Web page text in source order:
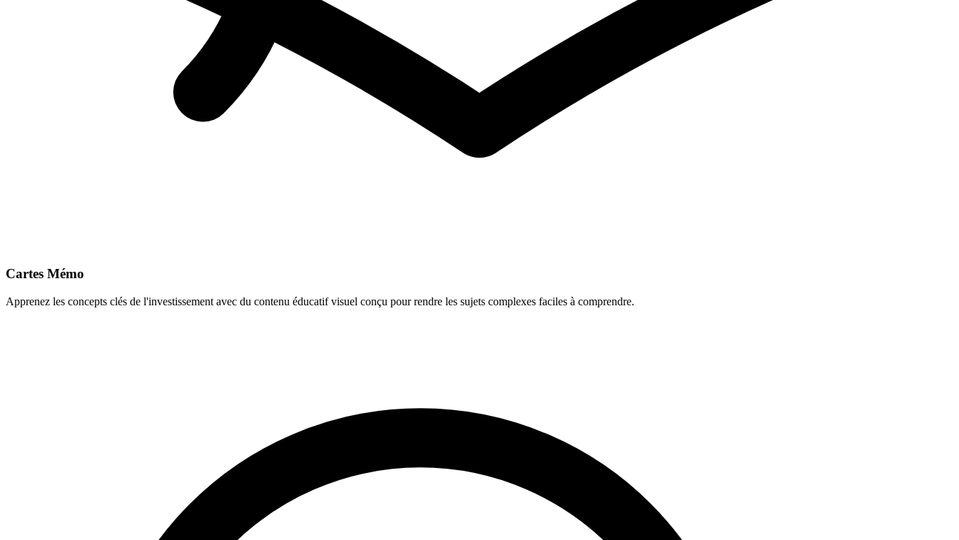
Cartes Mémo
Apprenez les concepts clés de l'investissement avec du contenu éducatif visuel conçu pour rendre les sujets complexes faciles à comprendre.